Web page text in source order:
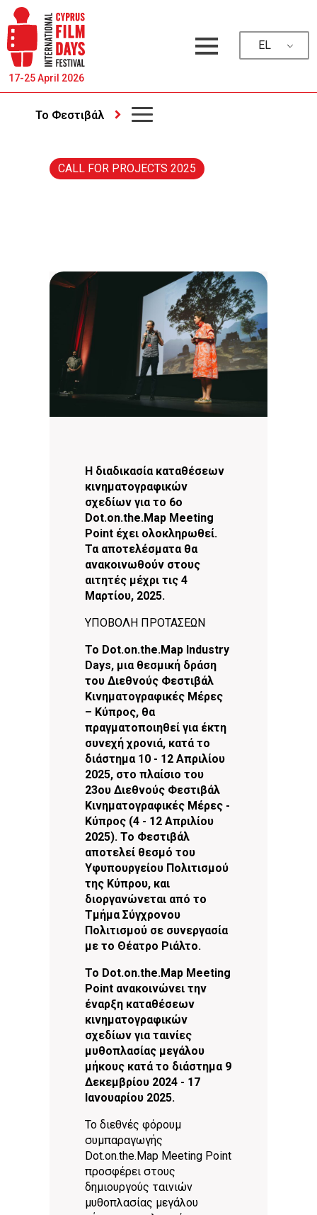
17-25 April 2026
EL
Το Φεστιβάλ
CALL FOR PROJECTS 2025
Η διαδικασία καταθέσεων
κινηματογραφικών
σχεδίων για το 6o
Dot.on.the.Map Meeting
Point έχει ολοκληρωθεί.
Τα αποτελέσματα θα
ανακοινωθούν στους
αιτητές μέχρι τις 4
Μαρτίου, 2025.
ΥΠΟΒΟΛΗ ΠΡΟΤΑΣΕΩΝ
Το Dot.on.the.Map Industry
Days, μια θεσμική δράση
του Διεθνούς Φεστιβάλ
Κινηματογραφικές Μέρες
– Κύπρος, θα
πραγματοποιηθεί για έκτη
συνεχή χρονιά, κατά το
διάστημα 10 - 12 Απριλίου
2025, στο πλαίσιο του
23ου Διεθνούς Φεστιβάλ
Κινηματογραφικές Μέρες -
Κύπρος (4 - 12 Απριλίου
2025). Το Φεστιβάλ
αποτελεί θεσμό του
Υφυπουργείου Πολιτισμού
της Κύπρου, και
διοργανώνεται από το
Τμήμα Σύγχρονου
Πολιτισμού σε συνεργασία
με το Θέατρο Ριάλτο.
Το Dot.on.the.Map Meeting
Point ανακοινώνει την
έναρξη καταθέσεων
κινηματογραφικών
σχεδίων για ταινίες
μυθοπλασίας μεγάλου
μήκους κατά το διάστημα 9
Δεκεμβρίου 2024 - 17
Ιανουαρίου 2025.
Το διεθνές φόρουμ
συμπαραγωγής
Dot.on.the.Map Meeting Point
προσφέρει στους
δημιουργούς ταινιών
μυθοπλασίας μεγάλου